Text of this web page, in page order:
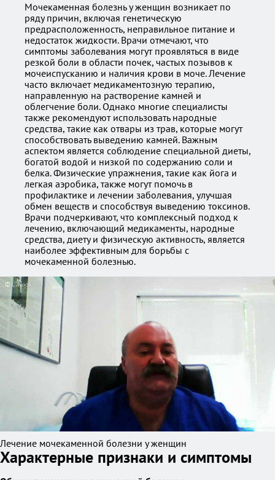
Мочекаменная болезнь у женщин возникает по
ряду причин, включая генетическую
предрасположенность, неправильное питание и
недостаток жидкости. Врачи отмечают, что
симптомы заболевания могут проявляться в виде
резкой боли в области почек, частых позывов к
мочеиспусканию и наличия крови в моче. Лечение
часто включает медикаментозную терапию,
направленную на растворение камней и
облегчение боли. Однако многие специалисты
также рекомендуют использовать народные
средства, такие как отвары из трав, которые могут
способствовать выведению камней. Важным
аспектом является соблюдение специальной диеты,
богатой водой и низкой по содержанию соли и
белка. Физические упражнения, такие как йога и
легкая аэробика, также могут помочь в
профилактике и лечении заболевания, улучшая
обмен веществ и способствуя выведению токсинов.
Врачи подчеркивают, что комплексный подход к
лечению, включающий медикаменты, народные
средства, диету и физическую активность, является
наиболее эффективным для борьбы с
мочекаменной болезнью.
Лечение мочекаменной болезни у женщин
Характерные признаки и симптомы